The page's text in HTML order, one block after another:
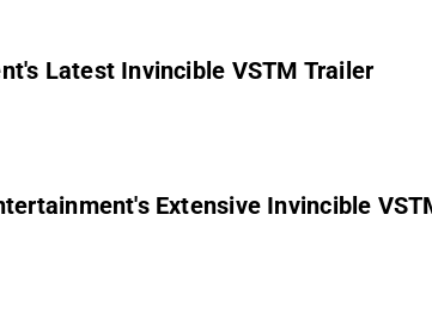
Latest Invincible VSTM Trailer
5PG: 21-2026 5th Planet Games Shares Details of